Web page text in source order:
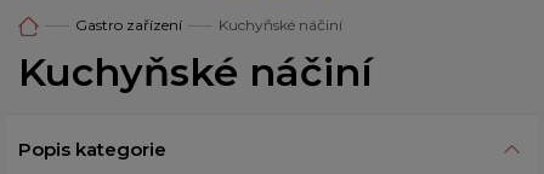
Gastro zařízení Kuchyňské náčiní
Kuchyňské náčiní
Popis kategorie